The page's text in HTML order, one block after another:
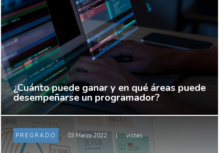
¿Cuánto puede ganar y en qué áreas puede
desempeñarse un programador?
PREGRADO 03 Marzo 2022 | vistas